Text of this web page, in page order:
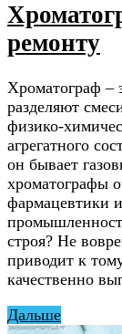
ремонту
Хроматограф –
разделяют
физико-
агрегатного
он бывает
хроматографы
фармацевтики
строя? Не
приводит к
качественно
Дальше